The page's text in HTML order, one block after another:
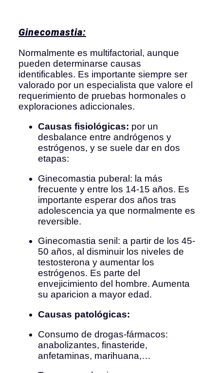
Ginecomastia:
Normalmente es multifactorial, aunque
pueden determinarse causas
identificables. Es importante siempre ser
valorado por un especialista que valore el
requerimiento de pruebas hormonales o
exploraciones adiccionales.
Causas fisiológicas: por un
desbalance entre andrógenos y
estrógenos, y se suele dar en dos
etapas:
Ginecomastia puberal: la más
frecuente y entre los 14-15 años. Es
importante esperar dos años tras
adolescencia ya que normalmente es
reversible.
Ginecomastia senil: a partir de los 45-
50 años, al disminuir los niveles de
testosterona y aumentar los
estrógenos. Es parte del
envejicimiento del hombre. Aumenta
su aparicion a mayor edad.
Causas patológicas:
Consumo de drogas-fármacos:
anabolizantes, finasteride,
anfetaminas, marihuana,…